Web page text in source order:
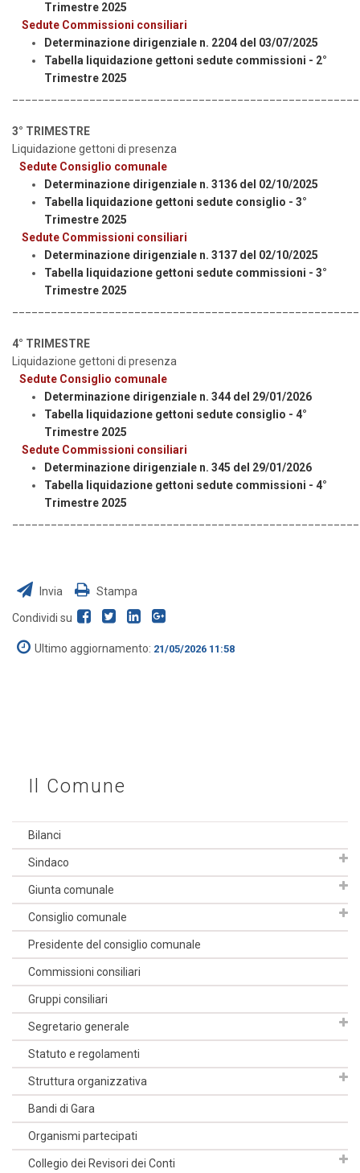
Trimestre 2025
Sed ute Commissioni consiliari
Determinazione dirigenziale n. 2204 del 03/07/2025
Tabella liquidazione gettoni sedute commissioni - 2°
Trimestre 2025
3° TRIMESTRE
Liquidazione gettoni di presenza
Sedute Consiglio comunale
Determinazione dirigenziale n. 3136 del 02/10/2025
Tabella liquidazione gettoni sedute consiglio - 3°
Trimestre 2025
Sed ute Commissioni consiliari
Determinazione dirigenziale n. 3137 del 02/10/2025
Tabella liquidazione gettoni sedute commissioni - 3°
Trimestre 2025
4° TRIMESTRE
Liquidazione gettoni di presenza
Sedute Consiglio comunale
Determinazione dirigenziale n. 344 del 29/01/2026
Tabella liquidazione gettoni sedute consiglio - 4°
Trimestre 2025
Sed ute Commissioni consiliari
Determinazione dirigenziale n. 345 del 29/01/2026
Tabella liquidazione gettoni sedute commissioni - 4°
Trimestre 2025
Invia Stampa
Condividi su
Ultimo aggiornamento: 21/05/2026 11:58
Il Comune
Bilanci
Sindaco
Giunta comunale
Consiglio comunale
Presidente del consiglio comunale
Commissioni consiliari
Gruppi consiliari
Segretario generale
Statuto e regolamenti
Struttura organizzativa
Bandi di Gara
Organismi partecipati
Collegio dei Revisori dei Conti